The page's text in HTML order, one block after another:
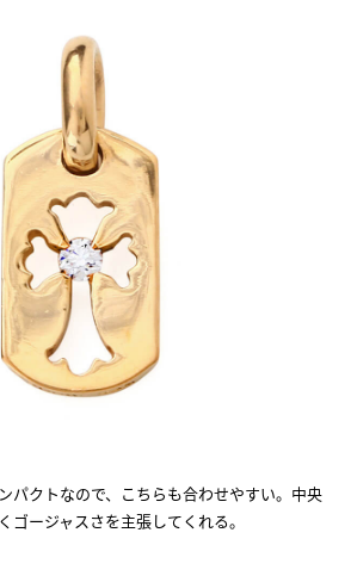
パクトなので、こちらも合わせやすい。中央
ゴージャスさを主張してくれる。